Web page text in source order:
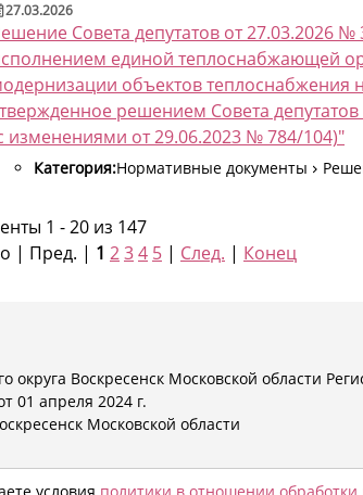
27.03.2026
Совета депутатов от 27.03.2026
единой теплоснабжающей
объектов теплоснабжения
решением Совета
изменениями от 29.06.2023 № 784/104)"
Категория:Нормативные документы
1 - 20 из 147
| Пред. | 1 234 5 | След. | Конец
округа Воскресенск Московской области
01 апреля 2024 г.
Московской области
городского округа Воскресенск